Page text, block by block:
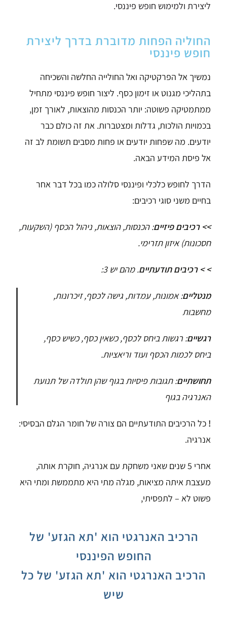
ליצירת ולמימוש חופש פיננסי.
החוליה הפחות מדוברת בדרך ליצירת
חופש פיננסי
נמשיך אל הפרקטיקה ואל החולייה החלשה והשכיחה
בתהליכי מגנוט או זימון כסף. ליצור חופש פיננסי מתחיל
ממתמטיקה פשוטה: יותר הכנסות מהוצאות, לאורך זמן,
בכמויות הולכות, גדלות ומצטברות. את זה כולם כבר
יודעים. מה שפחות יודעים או פחות מסבים תשומת לב זה
אל פיסת המידע הבאה.
הדרך לחופש כלכלי ופיננסי סלולה כמו בכל דבר אחר
בחיים משני סוגי רכיבים:
>>רכיבים פיזיים: הכנסות, הוצאות, ניהול הכסף (השקעות,
חסכונות) איזון תזרימי.
> > רכיבים תודעתיים. מהם יש 3:
מנטליים: אמונות, עמדות, גישה לכסף, זיכרונות,
מחשבות
רגשיים: רגשות ביחס לכסף, כשאין כסף, כשיש כסף,
ביחס לכמות הכסף ועוד וריאציות.
תחושתיים: תגובות פיסיות בגוף שהן תולדה של תנועת
האנרגיה בגוף
!כל הרכיבים התודעתיים הם צורה של חומר הגלם הבסיסי:
אנרגיה.
אחרי 5 שנים שאני משחקת עם אנרגיה,
חוקרת אותה,
מעצבת איתה מציאות, מגלה מתי היא מתממשת ומתי היא
פשוט לא – לתפסיתי,
הרכיב האנרגטי הוא 'תא הגזע' של
החופש הפיננסי
הרכיב האנרגטי הוא 'תא הגזע' של כל
שיש